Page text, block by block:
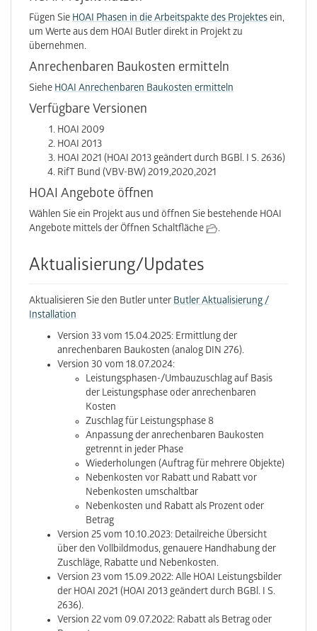
Fügen SieHOAI Phasen in die Arbeitspakte des Projektesein,
um Werte aus dem HOAI Butler direkt in Projekt zu
übernehmen.
Anrechenbaren Baukosten ermitteln
SieheHOAI Anrechenbaren Baukosten ermitteln
Verfügbare Versionen
HOAI 2009
HOAI 2013
HOAI 2021 (HOAI 2013 geändert durch BGBl. I S. 2636)
RifT Bund (VBV-BW) 2019,2020,2021
HOAI Angebote öffnen
Wählen Sie ein Projekt aus und öffnen Sie bestehende HOAI
Angebote mittels der Öffnen Schaltfläche
.
Aktualisierung/Updates
Aktualisieren Sie den Butler unterButler Aktualisierung /
Installation
Version 33 vom 15.04.2025: Ermittlung der
anrechenbaren Baukosten (analog DIN 276).
Version 30 vom 18.07.2024:
Leistungsphasen-/Umbauzuschlag auf Basis
der Leistungsphase oder anrechenbaren
Kosten
Zuschlag für Leistungsphase 8
Anpassung der anrechenbaren Baukosten
getrennt in jeder Phase
Wiederholungen (Auftrag für mehrere Objekte)
Nebenkosten vor Rabatt und Rabatt vor
Nebenkosten umschaltbar
Nebenkosten und Rabatt als Prozent oder
Betrag
Version 25 vom 10.10.2023: Detailreiche Übersicht
über den Vollbildmodus, genauere Handhabung der
Zuschläge, Rabatte und Nebenkosten.
Version 23 vom 15.09.2022: Alle HOAI Leistungsbilder
der HOAI 2021 (HOAI 2013 geändert durch BGBl. I S.
2636).
Version 22 vom 09.07.2022: Rabatt als Betrag oder